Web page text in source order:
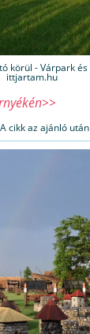
körül - Várpark
ittjartam.hu
cikk az ajánló